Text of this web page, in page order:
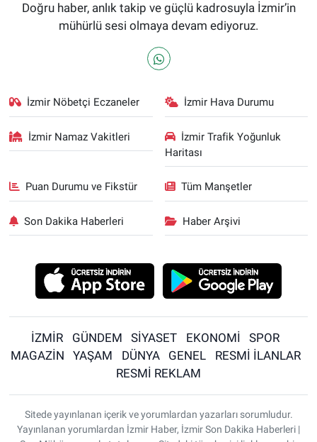
Doğru haber, anlık takip ve güçlü kadrosuyla İzmir’in
mühürlü sesi olmaya devam ediyoruz.
İzmir Nöbetçi Eczaneler İzmir Hava Durumu
İzmir Namaz Vakitleri
İzmir Trafik Yoğunluk
Haritası
Puan Durumu ve Fikstür Tüm Manşetler
Son Dakika Haberleri Haber Arşivi
İZMİR GÜNDEM SİYASET EKONOMİ
SPOR
MAGAZİN
YAŞAM DÜNYA GENEL
RESMİ İLANLAR
RESMİ REKLAM
Sitede yayınlanan içerik ve yorumlardan yazarları sorumludur.
Yayınlanan yorumlardan İzmir Haber, İzmir Son Dakika Haberleri |